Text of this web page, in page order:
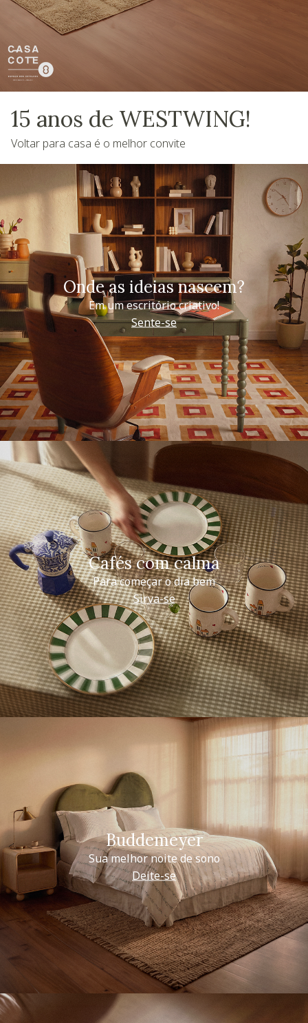
15 anos de WESTWING!
Voltar para casa é o melhor convite
Onde as ideias nascem?
Em um escritório criativo!
Sente-se
Cafés com calma
Para começar o dia bem
Sirva-se
Buddemeyer
Sua melhor noite de sono
Deite-se